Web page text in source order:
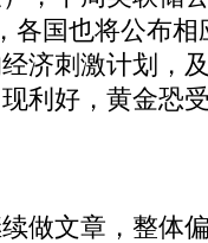
各国也将公布
济刺激计划，
利好，黄金恐
文章，整体